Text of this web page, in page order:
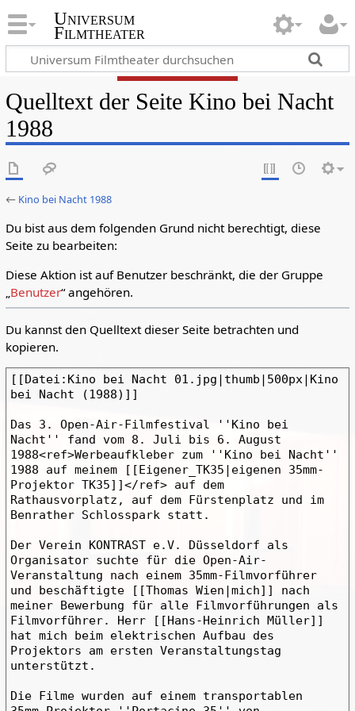
Universum
Filmtheater
Quelltext der Seite Kino bei Nacht
1988
← Kino bei Nacht 1988
Du bist aus dem folgenden Grund nicht berechtigt, diese
Seite zu bearbeiten:
Diese Aktion ist auf Benutzer beschränkt, die der Gruppe
„Benutzer“ angehören.
Du kannst den Quelltext dieser Seite betrachten und
kopieren.